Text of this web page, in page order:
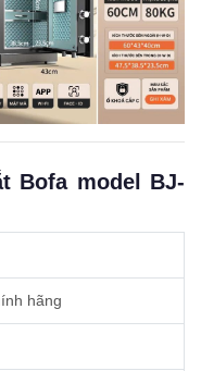
Bofa model BJ-
hãng